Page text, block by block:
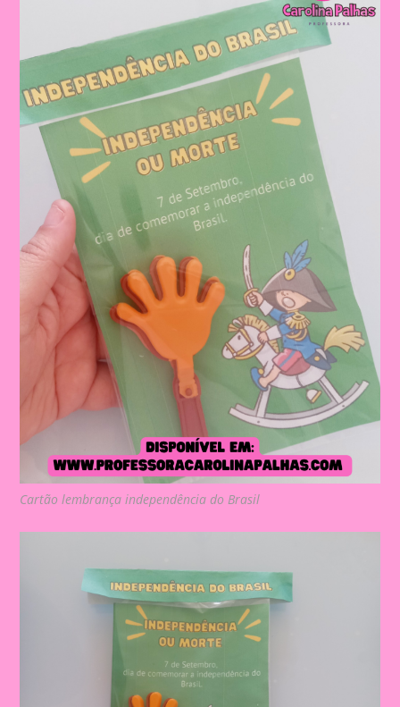
Cartão lembrança independência do Brasil